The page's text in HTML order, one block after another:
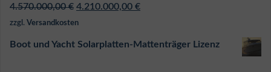
4.570.000,00€ Ursprünglicher
Preis
4.570.000,00 €
4.210.000,00 €Aktueller
4.210.000,00 €.
zzgl. Versandkosten
Boot und Yacht Solarplatten-Mattenträger Lizenz